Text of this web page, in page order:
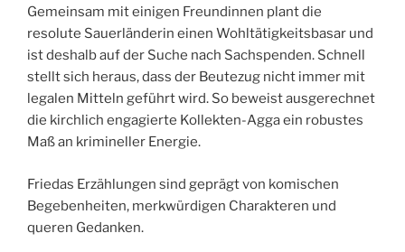
Gemeinsam mit einigen Freundinnen plant die
resolute Sauerländerin einen Wohltätigkeitsbasar und
ist deshalb auf der Suche nach Sachspenden. Schnell
stellt sich heraus, dass der Beutezug nicht immer mit
legalen Mitteln geführt wird. So beweist ausgerechnet
die kirchlich engagierte Kollekten-Agga ein robustes
Maß an krimineller Energie.
Friedas Erzählungen sind geprägt von komischen
Begebenheiten, merkwürdigen Charakteren und
queren Gedanken.